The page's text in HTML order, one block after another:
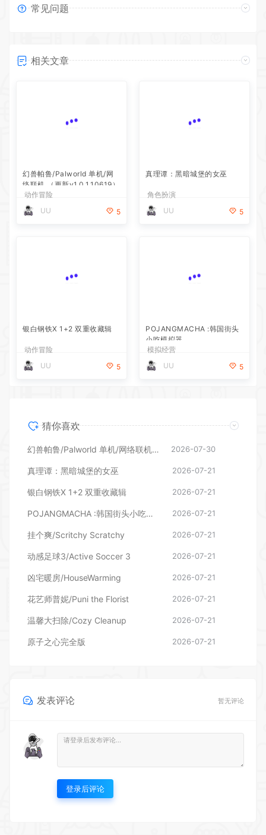
常见问题
相关文章
幻兽帕鲁/Palworld 单机/网
络联机 （更新v1.0.1.10619）
动作冒险
UU
5
真理谭：黑暗城堡的女巫
角色扮演
UU
5
POJANGMACHA :韩国街头
小吃模拟器
模拟经营
UU
5
猜你喜欢
幻兽帕鲁/Palworld 单机/网络联机 （更新v1.0.1.10619） 2026-07-30
真理谭：黑暗城堡的女巫 2026-07-21
银白钢铁X 1+2 双重收藏辑 2026-07-21
POJANGMACHA :韩国街头小吃模拟器 2026-07-21
挂个爽/Scritchy Scratchy 2026-07-21
动感足球3/Active Soccer 3 2026-07-21
凶宅暖房/HouseWarming 2026-07-21
花艺师普妮/Puni the Florist 2026-07-21
温馨大扫除/Cozy Cleanup 2026-07-21
原子之心完全版 2026-07-21
发表评论 暂无评论
登录后评论